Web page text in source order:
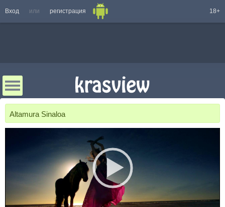
Вход или регистрация 18+
Altamura Sinaloa